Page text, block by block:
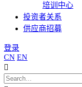
培训中心
投资者关系
供应商招募
登录
CN EN